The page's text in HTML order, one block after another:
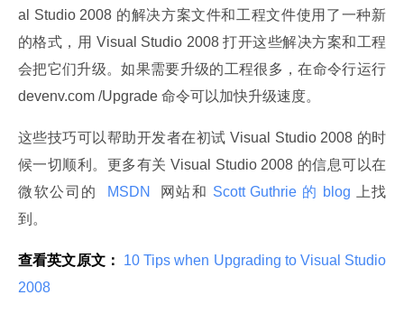
al Studio 2008 的解决方案文件和工程文件使用了一种新
的格式，用 Visual Studio 2008 打开这些解决方案和工程
会把它们升级。如果需要升级的工程很多，在命令行运行
devenv.com /Upgrade 命令可以加快升级速度。
这些技巧可以帮助开发者在初试 Visual Studio 2008 的时
候一切顺利。更多有关 Visual Studio 2008 的信息可以在
微软公司的
MSDN 网站和 Scott Guthrie 的 blog
上找
到。
查看英文原文：
10 Tips when Upgrading to Visual Studio
2008